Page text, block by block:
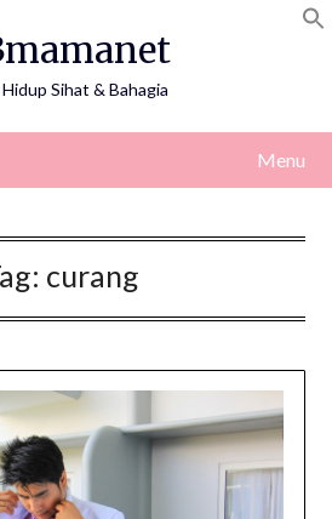
Sihat & Bahagia
Menu
curang